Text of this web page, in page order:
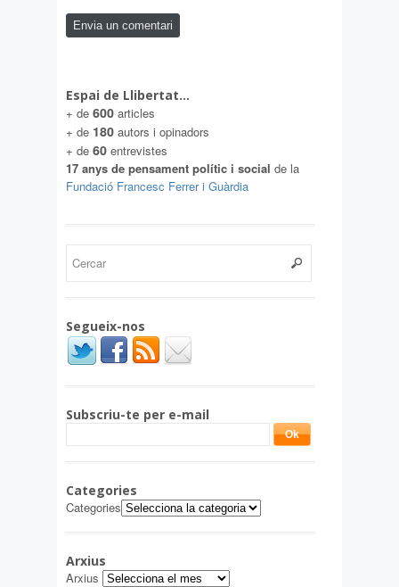
Espai de Llibertat…
+ de 600 articles
+ de 180 autors i opinadors
+ de 60 entrevistes
17 anys de pensament polític i social de la
Fundació Francesc Ferrer i Guàrdia
Segueix-nos
Subscriu-te per e-mail
Categories
Categories
Arxius
Arxius